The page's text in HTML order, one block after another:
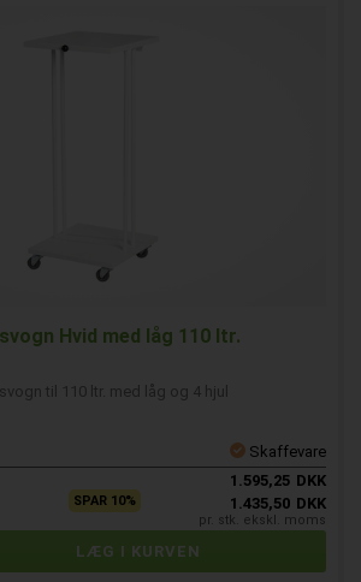
Hvid med låg 110 ltr.
til 110 ltr. med låg og 4 hjul
Skaffevare
1.595,25 DKK
SPAR 10% 1.435,50 DKK
pr. stk. ekskl. moms